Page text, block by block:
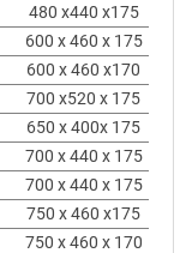
480 x440 x175
600 x 460 x 175
600 x 460 x170
700 x520 x 175
650 x 400x 175
700 x 440 x 175
700 x 440 x 175
750 x 460 x175
750 x 460 x 170